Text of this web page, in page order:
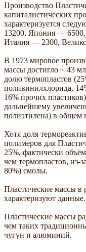
Производство
капиталистических
характеризуется
13200, Япония —
Италия — 2300,
В 1973 мировое
массы достигло ~ 43
долю термопластов
поливинилхлорида,
16% прочих
дальнейшему
полиэтилена) в общем
Хотя доля
полимеров для
25%, фактически
чем термопластов, из-
80%) смолы.
Пластические массы в
характеризуют данные.
Пластические массы
чем таких
чугун и алюминий.